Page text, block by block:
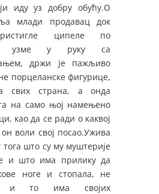
иду уз добру обућу.О
млади продавац док
ципеле по
узме у руку са
држи је пажљиво
порцеланске фигурице,
свих страна, а онда
на само њој намењено
као да се ради о каквој
он воли свој посао.Ужива
што су му муштерије
и што има прилику да
ноге и стопала, не
и то има својих